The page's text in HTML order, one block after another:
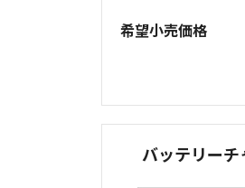
希望小売価格
バッテリー